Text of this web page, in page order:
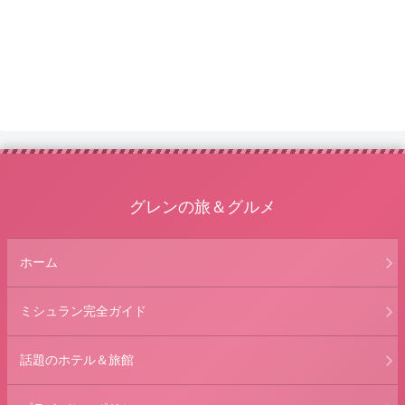
グレンの旅＆グルメ
ホーム
ミシュラン完全ガイド
話題のホテル＆旅館